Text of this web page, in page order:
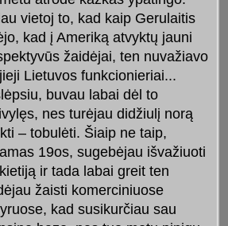
vietoj to, kad kaip Gerulaitis
kad į Ameriką atvyktų jauni
žaidėjai, ten nuvažiavo
Lietuvos funkcionieriai...
buvau labai dėl to
nes turėjau didžiulį norą
– tobulėti. Šiaip ne taip,
19os, sugebėjau išvažiuoti
ir tada labai greit ten
žaisti komerciniuose
kad susikurčiau sau